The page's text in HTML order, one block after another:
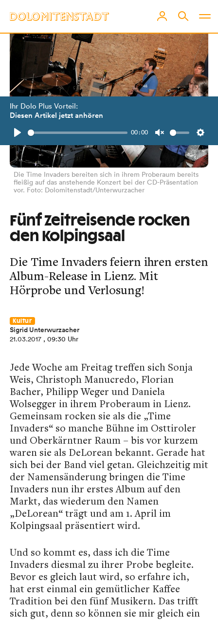
Ihr Dolo Plus Vorteil:
Diesen Artikel jetzt anhören
Play
00:00
Unmute
Die Time Invaders bereiten sich in ihrem Proberaum bereits
fleißig auf das anstehende Konzert bei der CD-Präsentation
vor. Foto: Dolomitenstadt/Unterwurzacher
Fünf Zeitreisende rocken
den Kolpingsaal
Die Time Invaders feiern ihren ersten
Album-Release in Lienz. Mit
Hörprobe und Verlosung!
Kultur
Sigrid Unterwurzacher
21.03.2017 , 09:30 Uhr
Jede Woche am Freitag treffen sich Sonja
Weis, Christoph Manucredo, Florian
Bacher, Philipp Weger und Daniela
Wolsegger in ihrem Proberaum in Lienz.
Gemeinsam rocken sie als die „Time
Invaders“ so manche Bühne im Osttiroler
und Oberkärntner Raum – bis vor kurzem
waren sie als DeLorean bekannt. Gerade hat
sich bei der Band viel getan. Gleichzeitig mit
der Namensänderung bringen die Time
Invaders nun ihr erstes Album auf den
Markt, das wiederum den Namen
„DeLorean“ trägt und am 1. April im
Kolpingsaal präsentiert wird.
Und so kommt es, dass ich die Time
Invaders diesmal zu ihrer Probe begleite.
Bevor es gleich laut wird, so erfahre ich,
hat erst einmal ein gemütlicher Kaffee
Tradition bei den fünf Musikern. Das trifft
sich gut, denn so können sie mir gleich ein